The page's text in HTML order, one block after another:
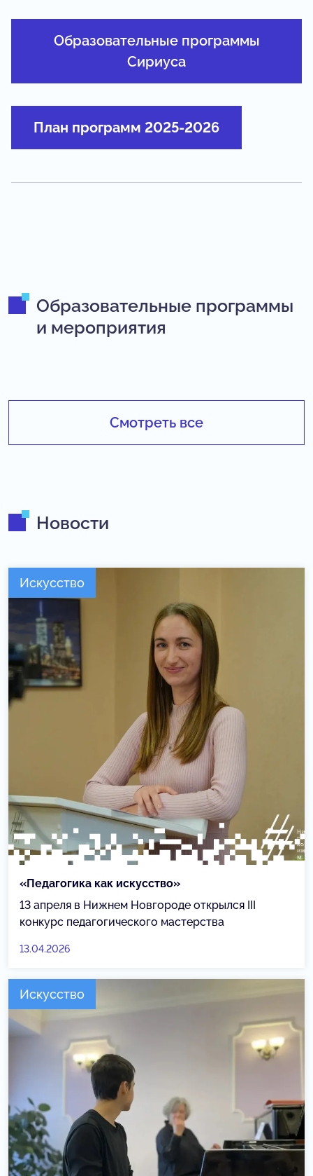
Образовательные программы
Сириуса
План программ 2025-2026
Образовательные программы
и мероприятия
Смотреть все
Новости
Искусство
«Педагогика как искусство»
13 апреля в Нижнем Новгороде открылся III
конкурс педагогического мастерства
13.04.2026
Искусство